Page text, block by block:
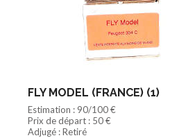
FLY MODEL (FRANCE) (1)
Estimation : 90/100 €
Prix de départ : 50 €
Adjugé : Retiré